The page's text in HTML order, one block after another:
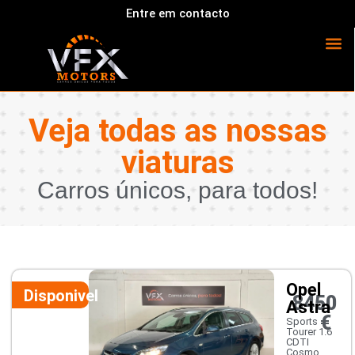
Entre em contacto
Veja todas as nossas
viaturas
Carros únicos, para todos!
Disponivel
Opel
Astra
Sports
Tourer 1.6
CDTI
Cosmo
8450
€